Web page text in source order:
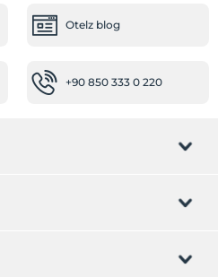
Otelz blog
+90 850 333 0 220